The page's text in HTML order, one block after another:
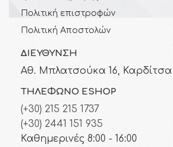
Πολιτική επιστροφών
Πολιτική Αποστολών
ΔΙΕΎΘΥΝΣΗ
Αθ. Μπλατσούκα 16, Καρδίτσα
ΤΗΛΈΦΩΝΟ ESHOP
(+30) 215 215 1737
(+30) 2441 151 935
Καθημερινές 8:00 - 16:00